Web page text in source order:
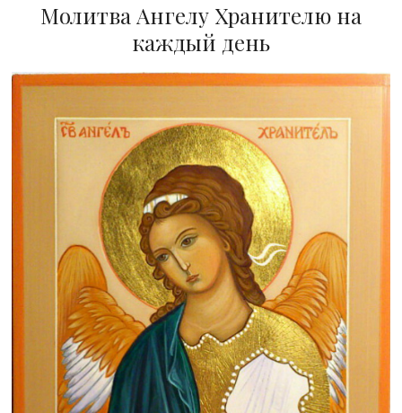
Молитва Ангелу Хранителю на
каждый день